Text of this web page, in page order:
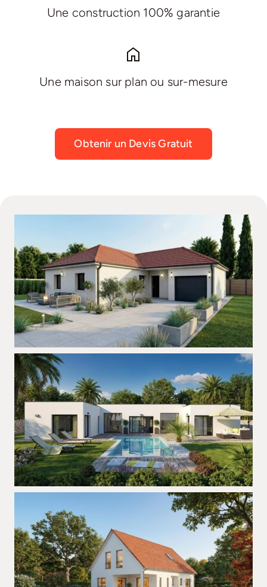
Une construction 100% garantie
Une maison sur plan ou sur-mesure
Obtenir un Devis Gratuit